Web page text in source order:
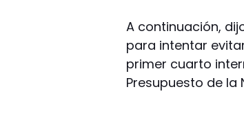
A continuación,
para intentar
primer cuarto
Presupuesto de la